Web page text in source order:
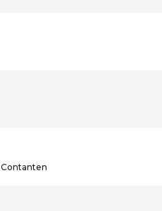
Contanten